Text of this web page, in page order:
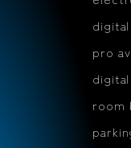
pro
room